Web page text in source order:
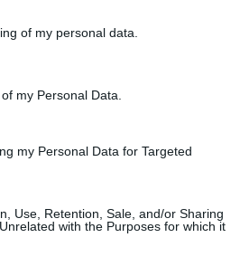
of my personal data.
my Personal Data.
my Personal Data for Targeted
Use, Retention, Sale, and/or Sharing
with the Purposes for which it
Vous 5 août 2026 0